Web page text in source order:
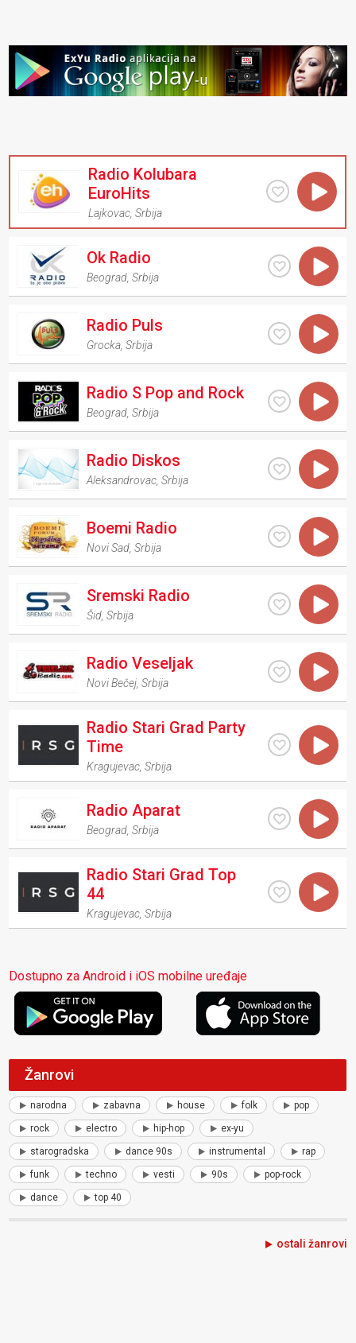
Radio Kolubara
EuroHits
Lajkovac ,Srbija
Ok Radio
Beograd ,Srbija
Radio Puls
Grocka ,Srbija
Radio S Pop and Rock
Beograd ,Srbija
Radio Diskos
Aleksandrovac ,Srbija
Boemi Radio
Novi Sad ,Srbija
Sremski Radio
Šid ,Srbija
Radio Veseljak
Novi Bečej ,Srbija
Radio Stari Grad Party
Time
Kragujevac ,Srbija
Radio Aparat
Beograd ,Srbija
Radio Stari Grad Top
44
Kragujevac ,Srbija
Dostupno za Android i iOS mobilne uređaje
Žanrovi
narodna zabavna house folk pop
rock electro hip-hop ex-yu
starogradska dance 90s instrumental rap
funk techno vesti 90s pop-rock
dance top 40
ostali žanrovi